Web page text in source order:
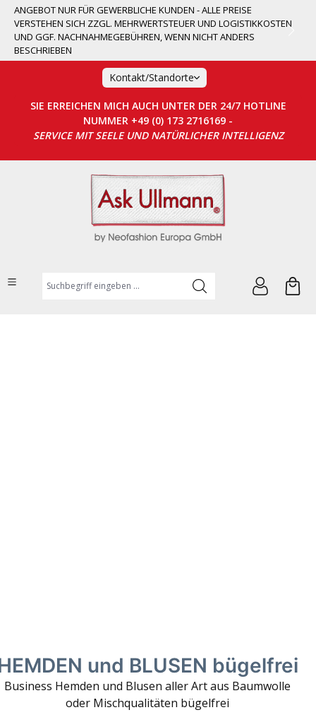
springen
ANGEBOT NUR FÜR GEWERBLICHE KUNDEN - ALLE PREISE
VERSTEHEN SICH ZZGL. MEHRWERTSTEUER UND LOGISTIKKOSTEN
UND GGF. NACHNAHMEGEBÜHREN, WENN NICHT ANDERS
BESCHRIEBEN
Kontakt/Standorte
SIE ERREICHEN MICH AUCH UNTER DER 24/7 HOTLINE
NUMMER +49 (0) 173 2716169 -
SERVICE MIT SEELE UND NATÜRLICHER INTELLIGENZ
Suchbegriff eingeben ...
und BLUSEN bügelfrei
Business Hemden und Blusen aller Art aus Baumwolle
oder Mischqualitäten bügelfrei